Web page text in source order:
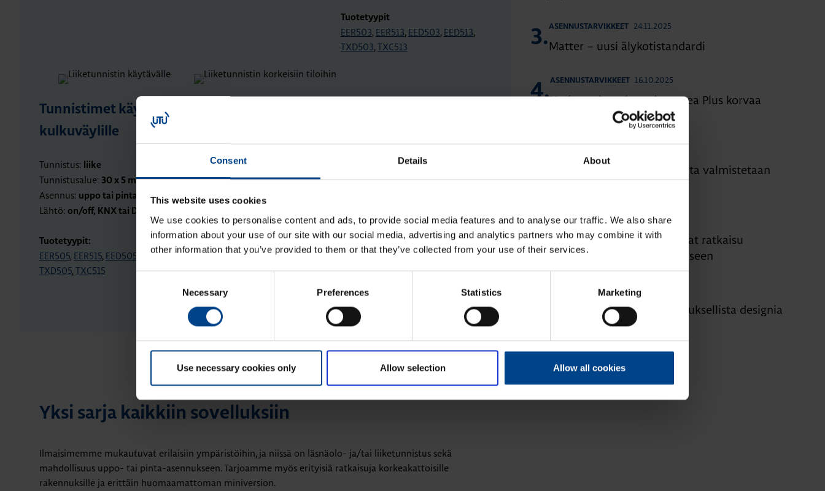
Consent Details About
This website uses cookies
We use cookies to personalise content and ads, to provide social media features and to analyse our traffic. We also share
information about your use of our site with our social media, advertising and analytics partners who may combine it with
other information that you’ve provided to them or that they’ve collected from your use of their services.
Necessary Preferences Statistics Marketing
Use necessary cookies only Allow selection Allow all cookies
Tuotetyypit
EER503, EER513, EED503, EED513,
TXD503, TXC513
Tunnistimet käytävä,
kulkuväylille
Tunnistus: liike
Tunnistusalue: 30 x 5 metriä
Asennus: uppo tai pinta
Lähtö: on/off, KNX tai DALI
Tuotetyypit:
EER505, EER515, EED505 EED515,
TXD505, TXC515
Tunnistus:liike
Tunnistusalue:22 x 12 metriä
Asennus: pinta
Tuotetyypit:
EER518, EED518,TXC518
Yksi sarja kaikkiin sovelluksiin
Ilmaisimemme mukautuvat erilaisiin ympäristöihin, ja niissä on läsnäolo- ja/tai liiketunnistus sekä
mahdollisuus uppo- tai pinta-asennukseen. Tarjoamme myös erityisiä ratkaisuja korkeakattoisille
rakennuksille ja erittäin huomaamattoman miniversion.
3.ASENNUSTARVIKKEET 24.11.2025
Matter – uusi älykotistandardi
4.ASENNUSTARVIKKEET 16.10.2025
Uuden sukupolven domovea Plus korvaa
domovea V1:n
W.1-sarjan asennuskalusteita valmistetaan
6.ASENNUSTARVIKKEET 14.5.2025
Avattavat lattiakanavat ovat ratkaisu
avointen tilojen sähköistykseen
ASENNUSTARVIKKEET 25.3.2025
Hager Manu­faktur – poikkeuksellista designia
sähkökalusteilla